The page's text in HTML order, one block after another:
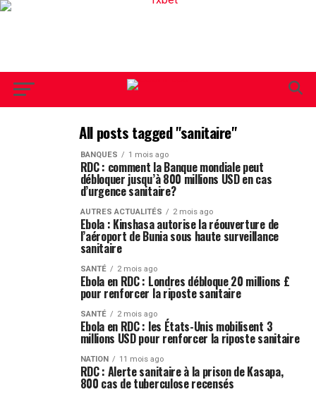
All posts tagged "sanitaire"
BANQUES 1 mois ago
RDC : comment la Banque mondiale peut
débloquer jusqu’à 800 millions USD en cas
d’urgence sanitaire?
AUTRES ACTUALITÉS 2 mois ago
Ebola : Kinshasa autorise la réouverture de
l’aéroport de Bunia sous haute surveillance
sanitaire
SANTÉ 2 mois ago
Ebola en RDC : Londres débloque 20 millions £
pour renforcer la riposte sanitaire
SANTÉ 2 mois ago
Ebola en RDC : les États-Unis mobilisent 3
millions USD pour renforcer la riposte sanitaire
NATION 11 mois ago
RDC : Alerte sanitaire à la prison de Kasapa,
800 cas de tuberculose recensés